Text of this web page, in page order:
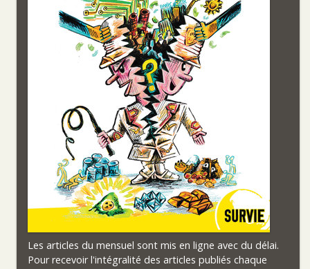
Les articles du mensuel sont mis en ligne avec du délai.
Pour recevoir l'intégralité des articles publiés chaque